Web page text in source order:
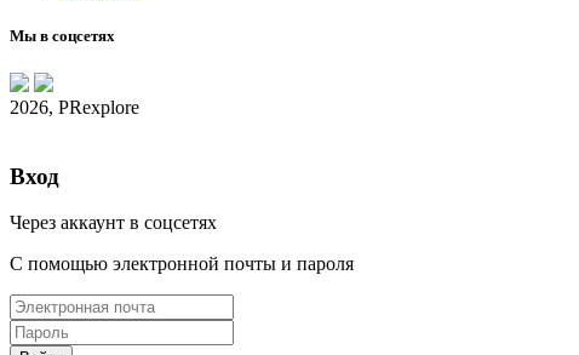
Мы в соцсетях
2026, PRexplore
Вход
Через аккаунт в соцсетях
С помощью электронной почты и пароля